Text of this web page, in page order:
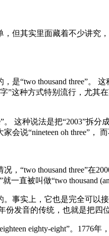
但其实里面藏着不少讲
是“two thousand three”。
”这种方式特别流行，尤其
这种说法是把“2003”拆
说“nineteen oh three”， 而
，“two thousand three”在
一直被叫做“two thousand
。事实上，它也是完全可
发音的传统，也就是把四
eighty-eight”。1776年